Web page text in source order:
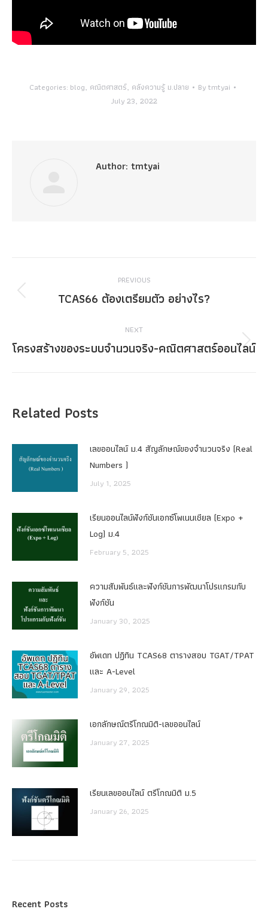
Categories: blog, คณิตศาสตร์, คลังความรู้ ม.ปลาย Bytmtyai
July 23, 2022
Author: tmtyai
navigation
PREVIOUS
Previous
TCAS66 ต้องเตรียมตัว อย่างไร?
NEXT
Next
โครงสร้างของระบบจำนวนจริง-คณิตศาสตร์ออนไลน์
Related Posts
เลขออนไลน์ ม.4 สัญลักษณ์ของจำนวนจริง (Real
Numbers )
July 1, 2025
เรียนออนไลน์ฟังก์ชันเอกซ์โพเนนเชียล (Expo +
Log) ม.4
February 5, 2025
ความสัมพันธ์และฟังก์ชันการพัฒนาโปรแกรมกับ
ฟังก์ชัน
January 30, 2025
อัพเดท ปฏิทิน TCAS68 ตารางสอบ TGAT/TPAT
และ A-Level
January 29, 2025
เอกลักษณ์ตรีโกณมิติ-เลขออนไลน์
January 27, 2025
เรียนเลขออนไลน์ ตรีโกณมิติ ม.5
January 26, 2025
Recent Posts